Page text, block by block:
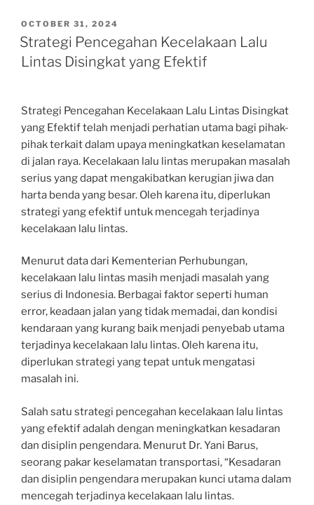
POSTED
ON
OCTOBER 31, 2024
Strategi Pencegahan Kecelakaan Lalu
Lintas Disingkat yang Efektif
Strategi Pencegahan Kecelakaan Lalu Lintas Disingkat
yang Efektif telah menjadi perhatian utama bagi pihak-
pihak terkait dalam upaya meningkatkan keselamatan
di jalan raya. Kecelakaan lalu lintas merupakan masalah
serius yang dapat mengakibatkan kerugian jiwa dan
harta benda yang besar. Oleh karena itu, diperlukan
strategi yang efektif untuk mencegah terjadinya
kecelakaan lalu lintas.
Menurut data dari Kementerian Perhubungan,
kecelakaan lalu lintas masih menjadi masalah yang
serius di Indonesia. Berbagai faktor seperti human
error, keadaan jalan yang tidak memadai, dan kondisi
kendaraan yang kurang baik menjadi penyebab utama
terjadinya kecelakaan lalu lintas. Oleh karena itu,
diperlukan strategi yang tepat untuk mengatasi
masalah ini.
Salah satu strategi pencegahan kecelakaan lalu lintas
yang efektif adalah dengan meningkatkan kesadaran
dan disiplin pengendara. Menurut Dr. Yani Barus,
seorang pakar keselamatan transportasi, “Kesadaran
dan disiplin pengendara merupakan kunci utama dalam
mencegah terjadinya kecelakaan lalu lintas.